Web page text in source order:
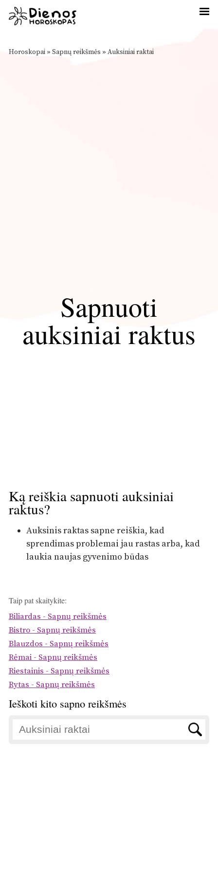
Horoskopai » Sapnų reikšmės » Auksiniai raktai
Sapnuoti
auksiniai raktus
Ką reiškia sapnuoti auksiniai
raktus?
Auksinis raktas sapne reiškia, kad
sprendimas problemai jau rastas arba, kad
laukia naujas gyvenimo būdas
Taip pat skaitykite:
Biliardas - Sapnų reikšmės
Bistro - Sapnų reikšmės
Blauzdos - Sapnų reikšmės
Rėmai - Sapnų reikšmės
Riestainis - Sapnų reikšmės
Rytas - Sapnų reikšmės
Ieškoti kito sapno reikšmės